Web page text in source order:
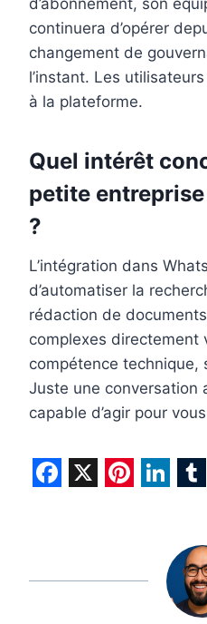
d’abonnement, son
continuera d’opérer
changement de
l’instant. Les
à la plateforme.
Quel intérêt
petite
?
L’intégration dans
d’automatiser la
rédaction de
complexes directement
compétence technique,
Juste une conversation
capable d’agir pour
e
t
k
m
b